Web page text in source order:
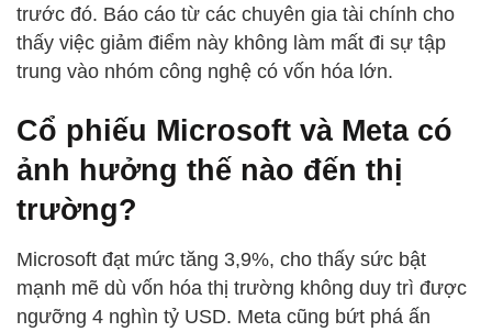
trước đó. Báo cáo từ các chuyên gia tài chính cho
thấy việc giảm điểm này không làm mất đi sự tập
trung vào nhóm công nghệ có vốn hóa lớn.
Cổ phiếu Microsoft và Meta có
ảnh hưởng thế nào đến thị
trường?
Microsoft đạt mức tăng 3,9%, cho thấy sức bật
mạnh mẽ dù vốn hóa thị trường không duy trì được
ngưỡng 4 nghìn tỷ USD. Meta cũng bứt phá ấn